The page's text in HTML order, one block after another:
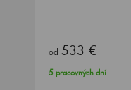
od 533 €
5 pracovných dní